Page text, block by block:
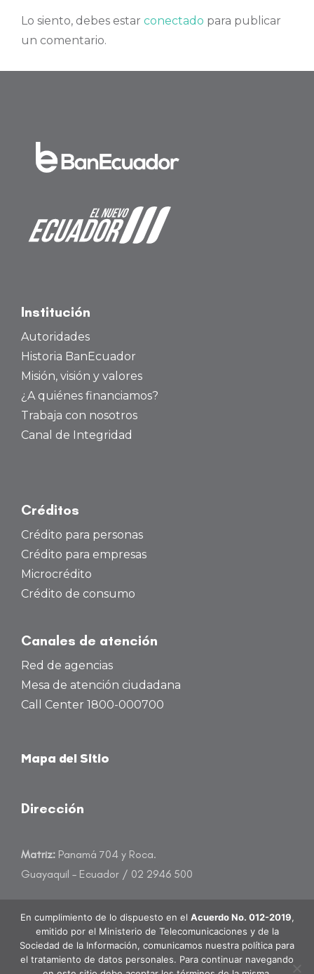
Lo siento, debes estar conectado para publicar
un comentario.
Institución
Autoridades
Historia BanEcuador
Misión, visión y valores
¿A quiénes financiamos?
Trabaja con nosotros
Canal de Integridad
Créditos
Crédito para personas
Crédito para empresas
Microcrédito
Crédito de consumo
Canales de atención
Red de agencias
Mesa de atención ciudadana
Call Center 1800-000700
Mapa del Sitio
Dirección
Matriz: Panamá 704 y Roca.
Guayaquil – Ecuador / 02 2946 500
atencioncliente@banecuador.fin.ec
En cumplimiento de lo dispuesto en el Acuerdo No. 012-2019,
emitido por el Ministerio de Telecomunicaciones y de la
Sociedad de la Información, comunicamos nuestra política para
el tratamiento de datos personales. Para continuar navegando